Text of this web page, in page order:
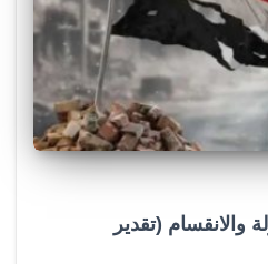
والانقسام (تقدير